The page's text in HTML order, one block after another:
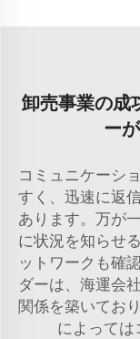
卸売事業の成
ー
コミュニケーシ
すく、迅速に返
あります。万が
に状況を知らせ
ットワークも確
ダーは、海運会
関係を築いてお
によっては